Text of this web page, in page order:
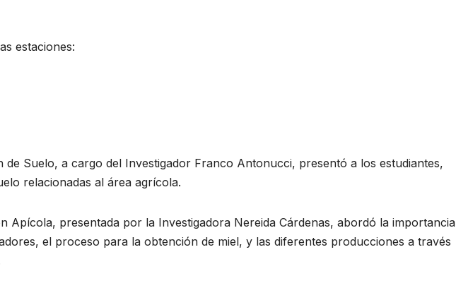
estaciones:
de Suelo, a cargo del Investigador Franco Antonucci, presentó a los estudiantes,
relacionadas al área agrícola.
Apícola, presentada por la Investigadora Nereida Cárdenas, abordó la importancia
el proceso para la obtención de miel, y las diferentes producciones a través